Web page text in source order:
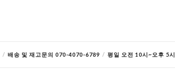
/ 배송 및 재고문의 070-4070-6789 / 평일 오전 10시~오후 5시